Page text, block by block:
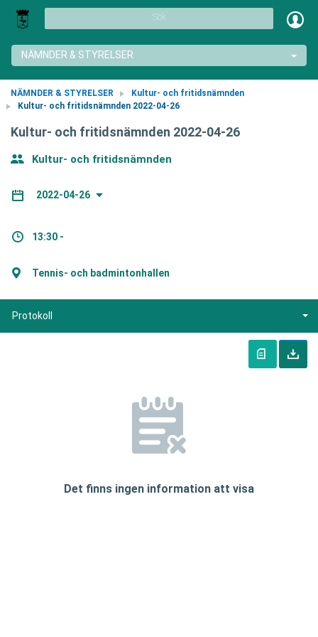
Sök
NÄMNDER & STYRELSER
NÄMNDER & STYRELSER
Kultur- och fritidsnämnden
Kultur- och fritidsnämnden 2022-04-26
Kultur- och fritidsnämnden 2022-04-26
Kultur- och fritidsnämnden
2022-04-26
13:30 -
Tennis- och badmintonhallen
Protokoll
Det finns ingen information att visa